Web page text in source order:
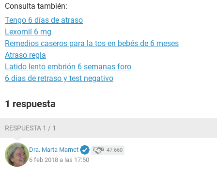
Consulta también:
Tengo 6 días de atraso
Lexomil 6 mg
Remedios caseros para la tos en bebés de 6 meses
Atraso regla
Latido lento embrión 6 semanas foro
6 dias de retraso y test negativo
1 respuesta
RESPUESTA 1 / 1
Dra. Marta Marnet 47.660
6 feb 2018 a las 17:50